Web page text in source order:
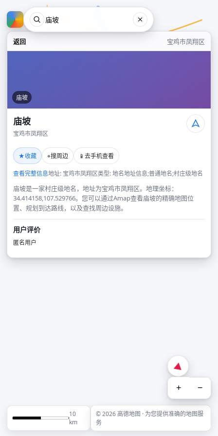
返回 宝鸡市凤翔区
庙坡
庙坡
宝鸡市凤翔区
★收藏 ⌖搜周边 📱 去手机查看
查看完整信息地址: 宝鸡市凤翔区类型: 地名地址信息;普通地名;村庄级地名
庙坡是一家村庄级地名，地址为宝鸡市凤翔区。地理坐标：
34.414158,107.529766。您可以通过Amap查看庙坡的精确地图位
置、规划到达路线，以及查找周边设施。
用户评价
匿名用户
+ −
10
km
© 2026 高德地图 · 为您提供准确的地图服
务